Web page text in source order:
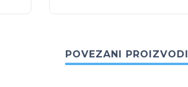
POVEZANI PROIZVODI